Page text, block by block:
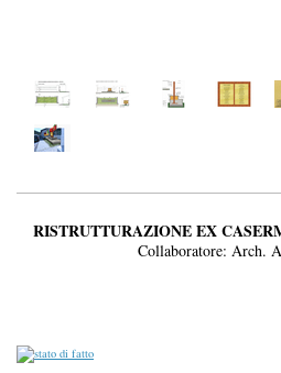
RISTRUTTURAZIONE EX
Collaboratore: Arch.